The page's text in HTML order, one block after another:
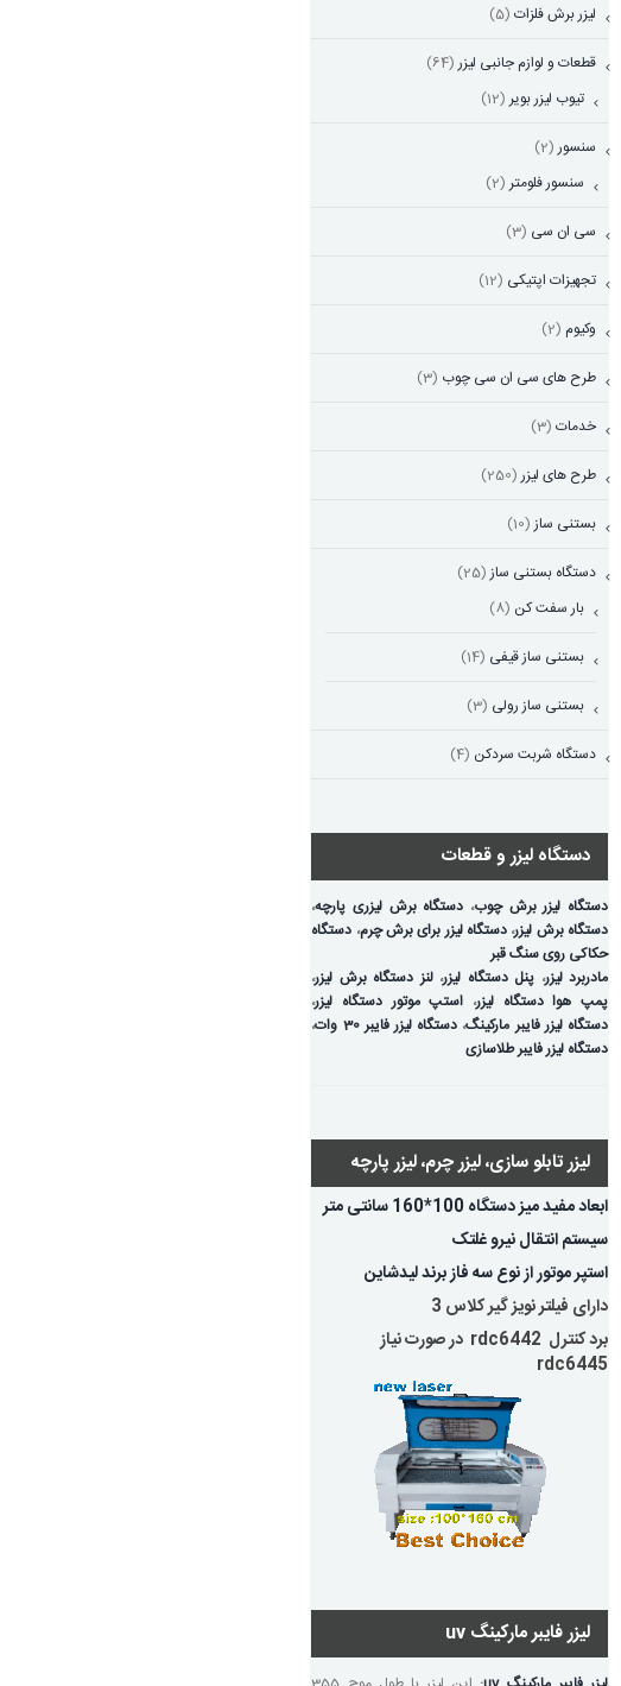
لیزر برش فلزات (5)
قطعات و لوازم جانبی لیزر (64)
تیوب لیزر بویر (12)
سنسور (2)
سنسور فلومتر (2)
سی ان سی (3)
تجهیزات اپتیکی (12)
وکیوم (2)
طرح های سی ان سی چوب (3)
خدمات (3)
طرح های لیزر (250)
بستنی ساز (10)
دستگاه بستنی ساز (25)
بار سفت کن (8)
بستنی ساز قیفی (14)
بستنی ساز رولی (3)
دستگاه شربت سردکن (4)
دستگاه لیزر و قطعات
دستگاه لیزر برش چوب، دستگاه برش لیزری پارچه،
دستگاه برش لیزر، دستگاه لیزر برای برش چرم، دستگاه
حکاکی روی سنگ قبر
مادربرد لیزر، پنل دستگاه لیزر،لنز دستگاه برش لیزر،
پمپ هوا دستگاه لیزر، استپ موتور دستگاه لیزر،
دستگاه لیزر فایبر مارکینگ، دستگاه لیزر فایبر 30 وات
،
دستگاه لیزر فایبر طلاسازی
لیزر تابلو سازی، لیزر چرم، لیزر پارچه
ابعاد مفید میز دستگاه 100*160 سانتی متر
سیستم انتقال نیرو غلتک
استپر موتور از نوع سه فاز برند لیدشاین
دارای فیلتر نویز گیر کلاس 3
برد کنترل rdc6442 در صورت نیاز
rdc6445
لیزر فایبر مارکینگ uv